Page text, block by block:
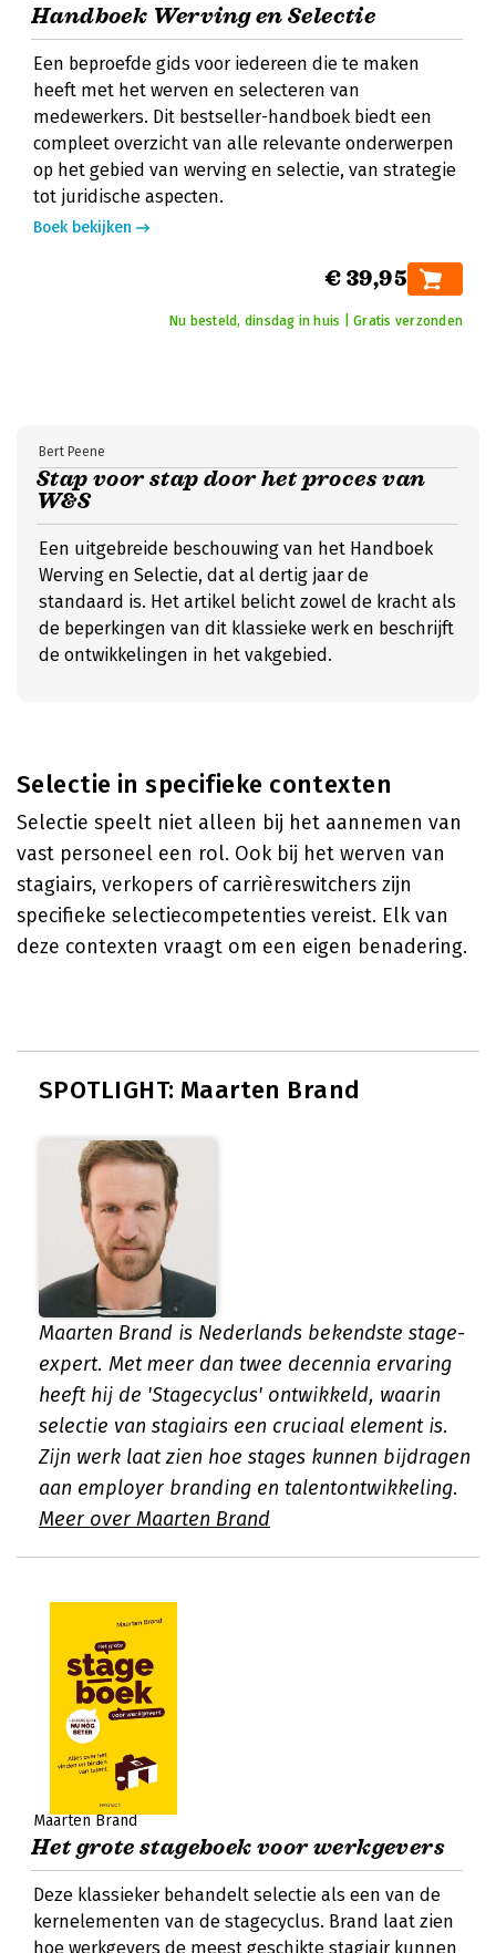
Handboek Werving en Selectie
Een beproefde gids voor iedereen die te maken
heeft met het werven en selecteren van
medewerkers. Dit bestseller-handboek biedt een
compleet overzicht van alle relevante onderwerpen
op het gebied van werving en selectie, van strategie
tot juridische aspecten.
Boek bekijken
€ 39,95
Nu besteld, dinsdag in huis | Gratis verzonden
Stap voor stap door het proces van
W&S
Bert Peene
Een uitgebreide beschouwing van het Handboek
Werving en Selectie, dat al dertig jaar de
standaard is. Het artikel belicht zowel de kracht als
de beperkingen van dit klassieke werk en beschrijft
de ontwikkelingen in het vakgebied.
Selectie in specifieke contexten
Selectie speelt niet alleen bij het aannemen van
vast personeel een rol. Ook bij het werven van
stagiairs, verkopers of carrièreswitchers zijn
specifieke selectiecompetenties vereist. Elk van
deze contexten vraagt om een eigen benadering.
SPOTLIGHT: Maarten Brand
Maarten Brand is Nederlands bekendste stage-
expert. Met meer dan twee decennia ervaring
heeft hij de 'Stagecyclus' ontwikkeld, waarin
selectie van stagiairs een cruciaal element is.
Zijn werk laat zien hoe stages kunnen bijdragen
aan employer branding en talentontwikkeling.
Meer over Maarten Brand
Maarten Brand
Het grote stageboek voor werkgevers
Deze klassieker behandelt selectie als een van de
kernelementen van de stagecyclus. Brand laat zien
hoe werkgevers de meest geschikte stagiair kunnen